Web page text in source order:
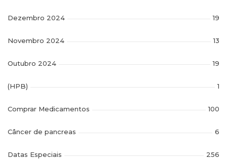
Dezembro 2024 19
Novembro 2024 13
Outubro 2024 19
(HPB) 1
Comprar Medicamentos 100
Câncer de pancreas 6
Datas Especiais 256